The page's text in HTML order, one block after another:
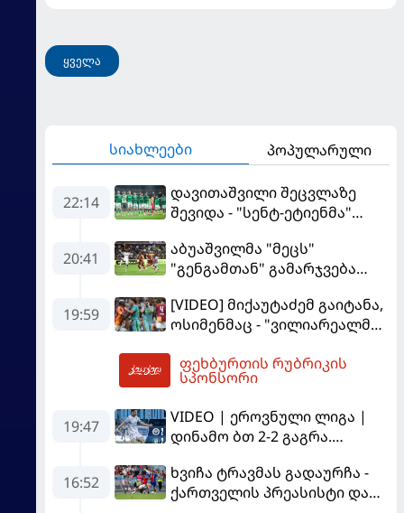
ყველა
სიახლეები პოპულარული
22:14
დავითაშვილი შეცვლაზე
შევიდა - "სენტ-ეტიენმა"
20:41
აბუაშვილმა "მეცს"
"გენგამთან" გამარჯვება
19:59
[VIDEO] მიქაუტაძემ გაიტანა,
ოსიმენმაც - "ვილიარეალმა"
"გალათასარაის" მოუგო
ფეხბურთის რუბრიკის
სპონსორი
19:47
VIDEO | ეროვნული ლიგა |
დინამო ბთ 2-2 გაგრა.
16:52
ხვიჩა ტრავმას გადაურჩა -
ქართველის პრეასისტი და